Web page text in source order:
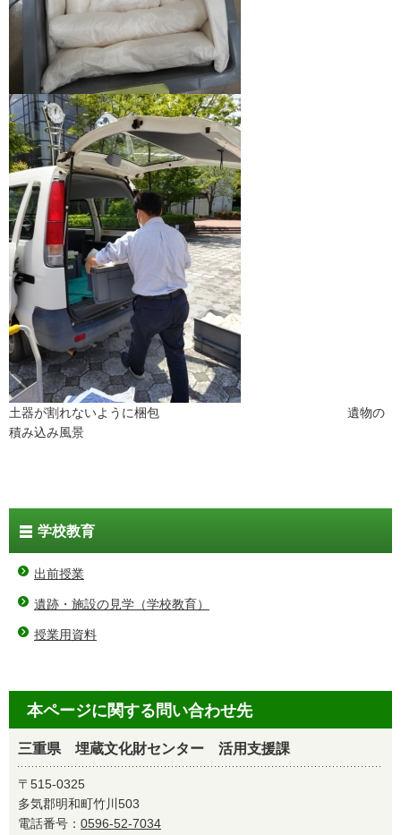
土器が割れないように梱包 遺物の
積み込み風景
学校教育
出前授業
遺跡・施設の見学（学校教育）
授業用資料
本ページに関する問い合わせ先
三重県 埋蔵文化財センター 活用支援課
〒515-0325
多気郡明和町竹川503
電話番号： 0596-52-7034